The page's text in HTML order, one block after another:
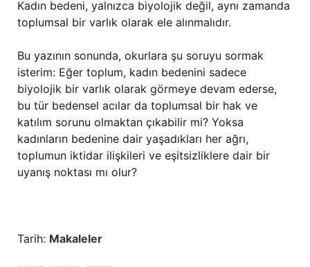
Kadın bedeni, yalnızca biyolojik değil, aynı zamanda
toplumsal bir varlık olarak ele alınmalıdır.
Bu yazının sonunda, okurlara şu soruyu sormak
isterim: Eğer toplum, kadın bedenini sadece
biyolojik bir varlık olarak görmeye devam ederse,
bu tür bedensel acılar da toplumsal bir hak ve
katılım sorunu olmaktan çıkabilir mi? Yoksa
kadınların bedenine dair yaşadıkları her ağrı,
toplumun iktidar ilişkileri ve eşitsizliklere dair bir
uyanış noktası mı olur?
Tarih: Makaleler